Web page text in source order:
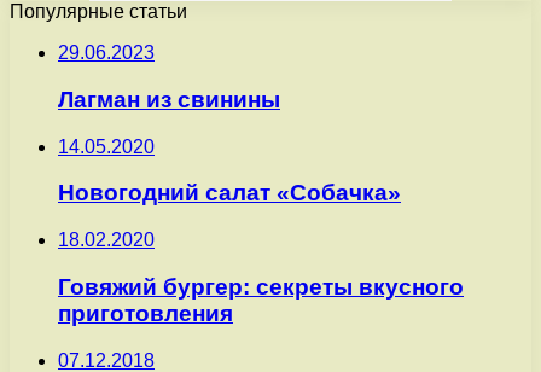
Популярные статьи
29.06.2023
Лагман из свинины
14.05.2020
Новогодний салат «Собачка»
18.02.2020
Говяжий бургер: секреты вкусного
приготовления
07.12.2018